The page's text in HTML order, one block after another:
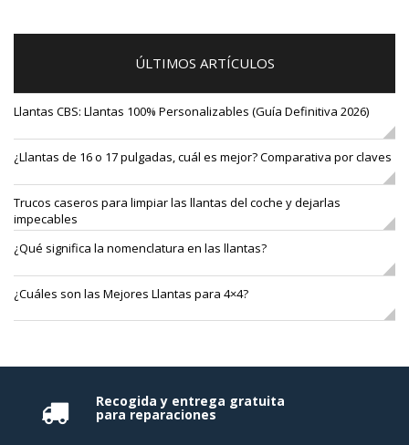
ÚLTIMOS ARTÍCULOS
Llantas CBS: Llantas 100% Personalizables (Guía Definitiva 2026)
¿Llantas de 16 o 17 pulgadas, cuál es mejor? Comparativa por claves
Trucos caseros para limpiar las llantas del coche y dejarlas
impecables
¿Qué significa la nomenclatura en las llantas?
¿Cuáles son las Mejores Llantas para 4×4?
Recogida y entrega gratuita
para reparaciones